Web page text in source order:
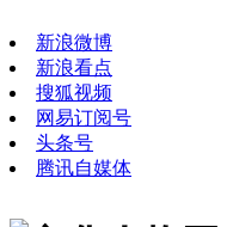
新浪微博
新浪看点
搜狐视频
网易订阅号
头条号
腾讯自媒体